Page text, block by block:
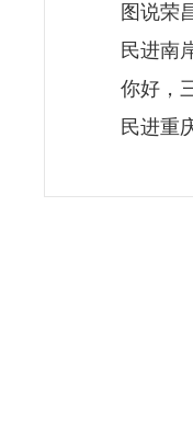
图说荣
民进南
你好，
民进重